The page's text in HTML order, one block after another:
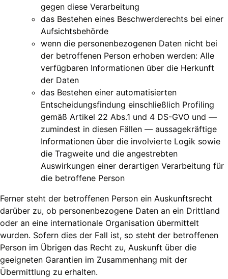
gegen diese Verarbeitung
das Bestehen eines Beschwerderechts bei einer
Aufsichtsbehörde
wenn die personenbezogenen Daten nicht bei
der betroffenen Person erhoben werden: Alle
verfügbaren Informationen über die Herkunft
der Daten
das Bestehen einer automatisierten
Entscheidungsfindung einschließlich Profiling
gemäß Artikel 22 Abs.1 und 4 DS-GVO und —
zumindest in diesen Fällen — aussagekräftige
Informationen über die involvierte Logik sowie
die Tragweite und die angestrebten
Auswirkungen einer derartigen Verarbeitung für
die betroffene Person
Ferner steht der betroffenen Person ein Auskunftsrecht
darüber zu, ob personenbezogene Daten an ein Drittland
oder an eine internationale Organisation übermittelt
wurden. Sofern dies der Fall ist, so steht der betroffenen
Person im Übrigen das Recht zu, Auskunft über die
geeigneten Garantien im Zusammenhang mit der
Übermittlung zu erhalten.